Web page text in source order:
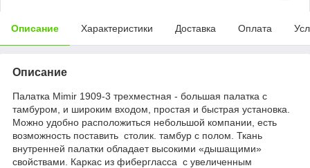
Описание Характеристики Доставка Оплата
Описание
Палатка Mimir 1909-3 трехместная - большая палатка с
тамбуром, и широким входом, простая и быстрая установка.
Можно удобно расположиться небольшой компании, есть
возможность поставить столик. тамбур с полом. Ткань
внутренней палатки обладает высокими «дышащими»
свойствами. Каркас из фибергласса с увеличенным